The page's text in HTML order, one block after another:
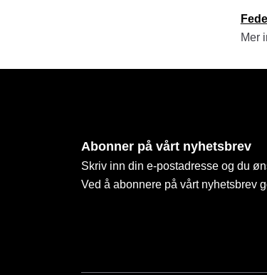
Mer
Abonner på vårt nyhetsbrev
Skriv inn din e-postadresse og du
Ved å abonnere på vårt nyhetsbrev